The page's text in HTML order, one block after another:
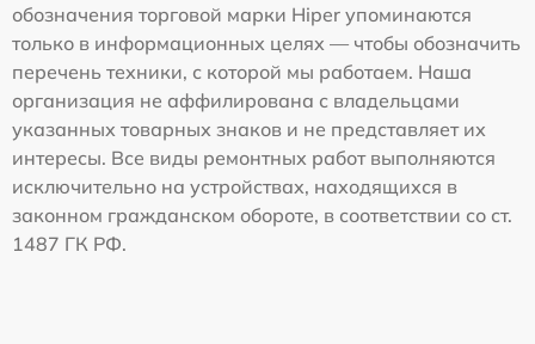
обозначения торговой марки Hiper упоминаются
только в информационных целях — чтобы обозначить
перечень техники, с которой мы работаем. Наша
организация не аффилирована с владельцами
указанных товарных знаков и не представляет их
интересы. Все виды ремонтных работ выполняются
исключительно на устройствах, находящихся в
законном гражданском обороте, в соответствии со ст.
1487 ГК РФ.